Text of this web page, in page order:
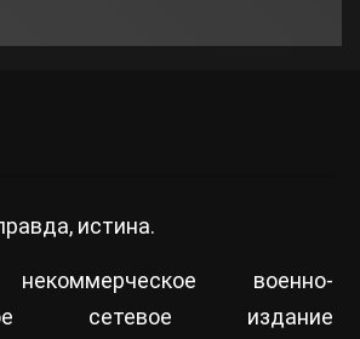
истина.
военно-
сетевое издание